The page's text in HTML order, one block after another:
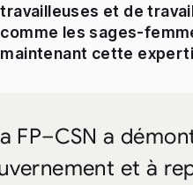
travailleuses et de
comme les sages-
maintenant cette
FP–CSN a
et à